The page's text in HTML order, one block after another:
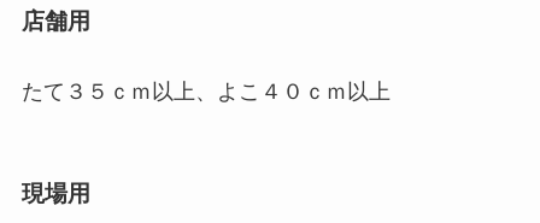
店舗用
たて３５ｃｍ以上、よこ４０ｃｍ以上
現場用